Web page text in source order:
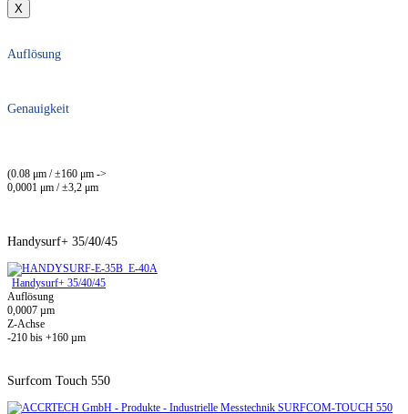
X
Auflösung
Genauigkeit
(0.08 μm / ±160 μm ->
0,0001 μm / ±3,2 μm
Handysurf+ 35/40/45
Handysurf+ 35/40/45
Auflösung
0,0007 µm
Z-Achse
-210 bis +160 µm
Surfcom Touch 550